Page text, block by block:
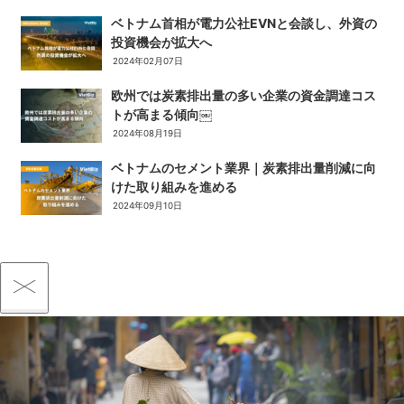
ベトナム首相が電力公社EVNと会談し、外資の
投資機会が拡大へ
2024年02月07日
欧州では炭素排出量の多い企業の資金調達コス
トが高まる傾向￼
2024年08月19日
ベトナムのセメント業界｜炭素排出量削減に向
けた取り組みを進める
2024年09月10日